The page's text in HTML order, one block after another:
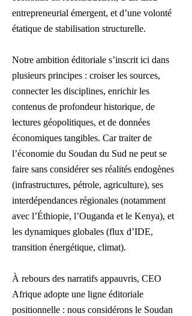
entrepreneurial émergent, et d’une volonté
étatique de stabilisation structurelle.
Notre ambition éditoriale s’inscrit ici dans
plusieurs principes : croiser les sources,
connecter les disciplines, enrichir les
contenus de profondeur historique, de
lectures géopolitiques, et de données
économiques tangibles. Car traiter de
l’économie du Soudan du Sud ne peut se
faire sans considérer ses réalités endogènes
(infrastructures, pétrole, agriculture), ses
interdépendances régionales (notamment
avec l’Éthiopie, l’Ouganda et le Kenya), et
les dynamiques globales (flux d’IDE,
transition énergétique, climat).
À rebours des narratifs appauvris, CEO
Afrique adopte une ligne éditoriale
positionnelle : nous considérons le Soudan